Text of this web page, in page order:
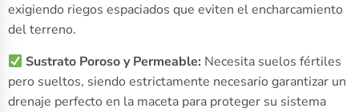
exigiendo riegos espaciados que eviten el encharcamiento
del terreno.
Sustrato Poroso y Permeable: Necesita suelos fértiles
pero sueltos, siendo estrictamente necesario garantizar un
drenaje perfecto en la maceta para proteger su sistema